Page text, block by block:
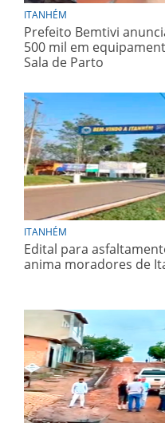
ITANHÉM
Prefeito Bemtivi
500 mil em
Sala de Parto
ITANHÉM
Edital para
anima moradores de